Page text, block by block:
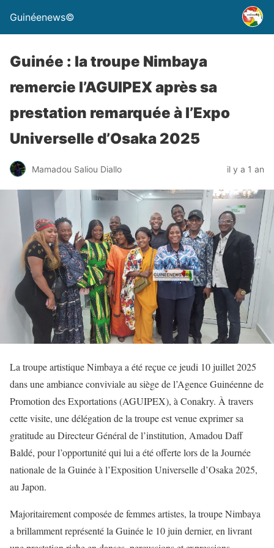
Guinéenews©
Guinée : la troupe Nimbaya
remercie l’AGUIPEX après sa
prestation remarquée à l’Expo
Universelle d’Osaka 2025
Mamadou Saliou Diallo il y a 1 an
La troupe artistique Nimbaya a été reçue ce jeudi 10 juillet 2025
dans une ambiance conviviale au siège de l’Agence Guinéenne de
Promotion des Exportations (AGUIPEX), à Conakry. À travers
cette visite, une délégation de la troupe est venue exprimer sa
gratitude au Directeur Général de l’institution, Amadou Daff
Baldé, pour l’opportunité qui lui a été offerte lors de la Journée
nationale de la Guinée à l’Exposition Universelle d’Osaka 2025,
au Japon.
Majoritairement composée de femmes artistes, la troupe Nimbaya
a brillamment représenté la Guinée le 10 juin dernier, en livrant